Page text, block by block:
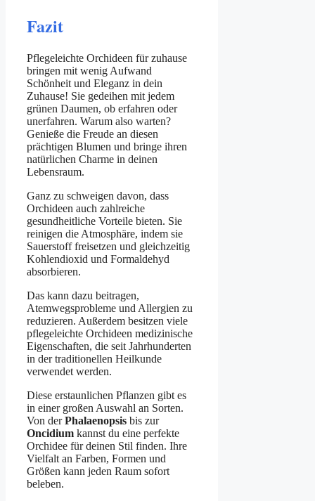
Fazit
Pflegeleichte Orchideen für zuhause
bringen mit wenig Aufwand
Schönheit und Eleganz in dein
Zuhause! Sie gedeihen mit jedem
grünen Daumen, ob erfahren oder
unerfahren. Warum also warten?
Genieße die Freude an diesen
prächtigen Blumen und bringe ihren
natürlichen Charme in deinen
Lebensraum.
Ganz zu schweigen davon, dass
Orchideen auch zahlreiche
gesundheitliche Vorteile bieten. Sie
reinigen die Atmosphäre, indem sie
Sauerstoff freisetzen und gleichzeitig
Kohlendioxid und Formaldehyd
absorbieren.
Das kann dazu beitragen,
Atemwegsprobleme und Allergien zu
reduzieren. Außerdem besitzen viele
pflegeleichte Orchideen medizinische
Eigenschaften, die seit Jahrhunderten
in der traditionellen Heilkunde
verwendet werden.
Diese erstaunlichen Pflanzen gibt es
in einer großen Auswahl an Sorten.
Von derPhalaenopsis bis zur
Oncidium kannst du eine perfekte
Orchidee für deinen Stil finden. Ihre
Vielfalt an Farben, Formen und
Größen kann jeden Raum sofort
beleben.